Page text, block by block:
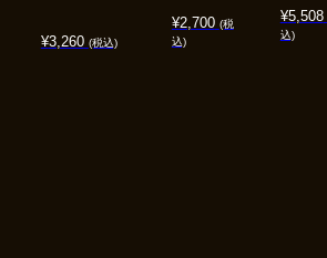
¥3,260 (税込)
¥2,700 (税
込)
¥5,508
込)